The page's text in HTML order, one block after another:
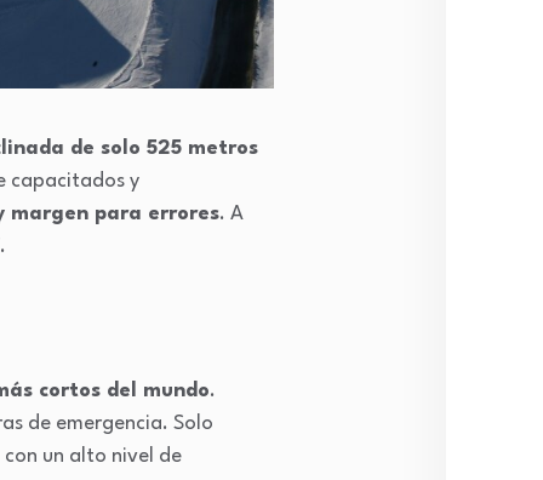
de solo 525 metros
capacitados y
margen para errores. A
cortos del mundo.
de emergencia. Solo
un alto nivel de